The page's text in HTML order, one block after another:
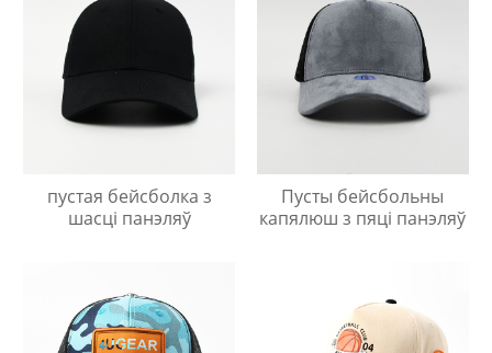
пустая бейсболка з
шасці панэляў
Пусты бейсбольны
капялюш з пяці панэляў